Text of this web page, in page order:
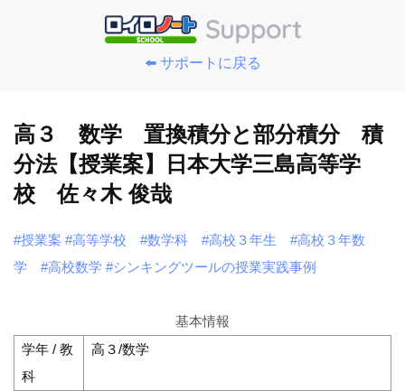
⬅️ サポートに戻る
高３ 数学 置換積分と部分積分 積
分法【授業案】日本大学三島高等学
校 佐々木 俊哉
#授業案 #高等学校 #数学科 #高校３年生
#高校３年数
学
#高校数学 #シンキングツールの授業実践事例
基本情報
学年 / 教
科
高３/数学